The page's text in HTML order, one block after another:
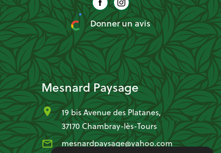
Donner un avis
Mesnard Paysage
location_on
19 bis Avenue des Platanes,
37170 Chambray-lès-Tours
mail_outline mesnardpaysage@yahoo.com